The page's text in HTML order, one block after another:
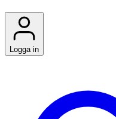
Logga in